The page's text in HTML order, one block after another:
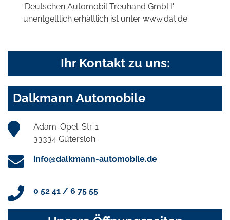
'Deutschen Automobil Treuhand GmbH'
unentgeltlich erhältlich ist unter www.dat.de.
Ihr Kontakt zu uns:
Dalkmann Automobile
Adam-Opel-Str. 1
33334 Gütersloh
info@dalkmann-automobile.de
0 52 41 / 6 75 55